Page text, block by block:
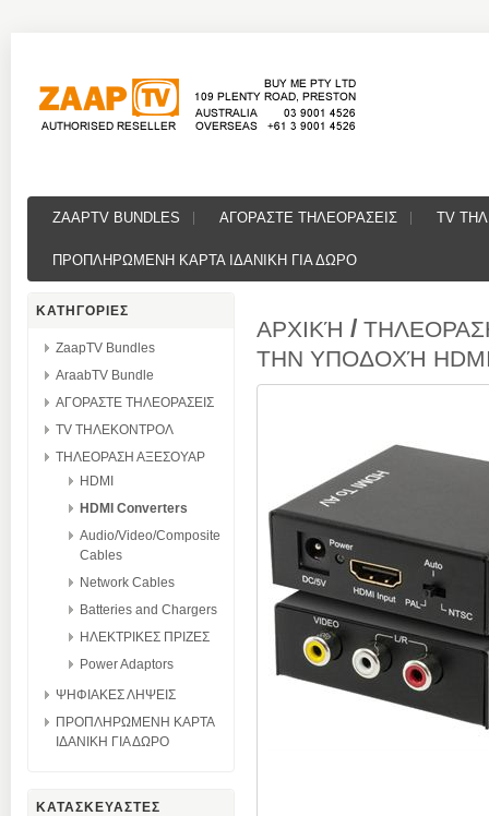
ZAAPTV BUNDLES ΑΓΟΡΑΣΤΕ ΤΗΛΕΟΡΑΣΕΙΣ TV
ΠΡΟΠΛΗΡΩΜΕΝΗ ΚΑΡΤΑ ΙΔΑΝΙΚΗ ΓΙΑ ΔΩΡΟ
ΚΑΤΗΓΟΡΙΕΣ
ZaapTV Bundles
AraabTV Bundle
ΑΓΟΡΑΣΤΕ ΤΗΛΕΟΡΑΣΕΙΣ
TV ΤΗΛΕΚΟΝΤΡΟΛ
ΤΗΛΕΟΡΑΣΗ ΑΞΕΣΟΥΑΡ
HDMI
HDMI Converters
Audio/Video/Composite
Cables
Network Cables
Batteries and Chargers
ΗΛΕΚΤΡΙΚΕΣ ΠΡΙΖΕΣ
Power Adaptors
ΨΗΦΙΑΚΕΣ ΛΗΨΕΙΣ
ΠΡΟΠΛΗΡΩΜΕΝΗ ΚΑΡΤΑ
ΙΔΑΝΙΚΗ ΓΙΑ ΔΩΡΟ
ΚΑΤΑΣΚΕΥΑΣΤΕΣ
ΑΡΧΙΚΉ /
ΤΗΝ ΥΠΟΔΟΧΉ